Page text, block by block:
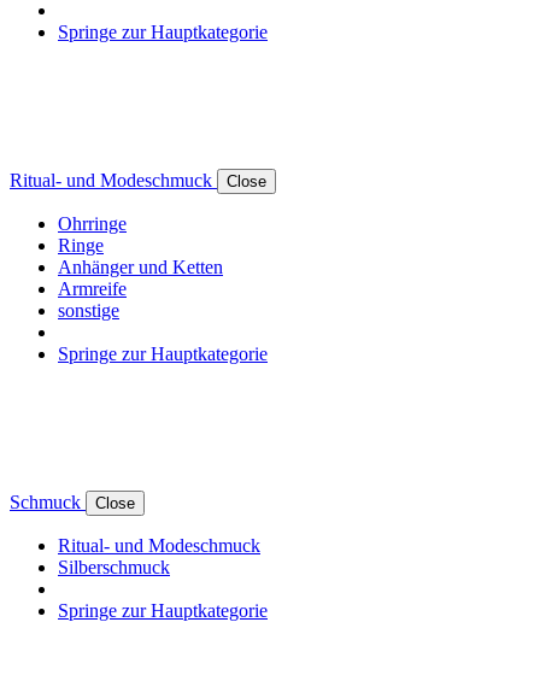
Springe zur Hauptkategorie
Ritual- und Modeschmuck Close
Ohrringe
Ringe
Anhänger und Ketten
Armreife
sonstige
Springe zur Hauptkategorie
Schmuck Close
Ritual- und Modeschmuck
Silberschmuck
Springe zur Hauptkategorie